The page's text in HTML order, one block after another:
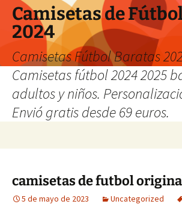
Camisetas de
2024
Camisetas Fútbol Baratas
Camisetas fútbol 2024 2025
adultos y niños.
Envió gratis desde 69 euros.
camisetas de futbol
5 de mayo de 2023 Uncategorized